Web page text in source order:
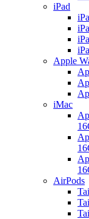
iPad
Apple
iMac
AirPods